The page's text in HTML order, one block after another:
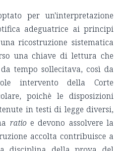
per un'interpretazione
adeguatrice ai principi
ricostruzione sistematica
una chiave di lettura che
tempo sollecitava, così da
intervento della Corte
poichè le disposizioni
in testi di legge diversi,
ratio e devono assolvere la
accolta contribuisce a